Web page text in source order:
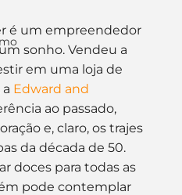
é um empreendedor
sonho. Vendeu a
em uma loja de
Edward and
ao passado,
e, claro, os trajes
da década de 50.
doces para todas as
pode contemplar